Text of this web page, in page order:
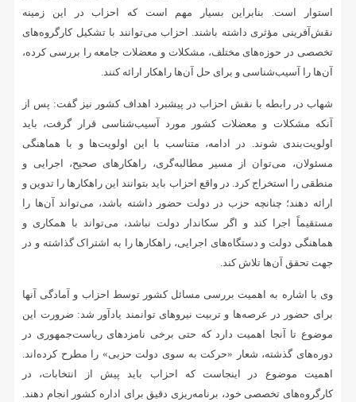
استوار است. بنابراین بسیار مهم است که احزاب در این زمینه
نقش‌آفرینی مؤثری داشته باشند. احزاب می‌توانند با تشکیل کارگروه‌های
تخصصی در حوزه‌های مختلف، مشکلات و معضلات جامعه را بررسی کرده،
آن‌ها را آسیب‌شناسی و برای حل آن‌ها راهکار ارائه کنند.
شهاب در رابطه با نقش احزاب در پیشبرد اهداف کشور نیز گفت: پس از
آنکه مشکلات و معضلات کشور مورد آسیب‌شناسی قرار گرفت، باید
اولویت‌بندی شوند. در ادامه، متناسب با این اولویت‌ها و با هماهنگی
مسئولان، می‌توان از مسیر مطالبه‌گری، راهکارهای صحیح، اجرایی و
منطقی را استخراج کرد. در واقع احزاب باید بتوانند این راهکارها را تدوین و
ارائه دهند؛ چنانچه حزب در دولت حضور داشته باشد، می‌تواند آن‌ها را
مستقیماً اجرا کند و اگر سکاندار دولت نباشد، می‌تواند با همکاری و
هماهنگی دولت و دستگاه‌های اجرایی، راهکارها را به اشتراک گذاشته و در
جهت تحقق آن‌ها تلاش کند.
وی با اشاره به اهمیت بررسی مسائل کشور توسط احزاب و آمادگی آنها
برای حضور در عرصه‌ها و تربیت نیروهای توانمند یادآور شد: ضرورت این
موضوع تا آنجا اهمیت دارد که حتی برخی نامزدهای ریاست‌جمهوری در
دوره‌های گذشته، شعار «حرکت به سوی دولت حزبی» را مطرح کرده‌اند.
اهمیت موضوع در اینجاست که احزاب باید پیش از انتخابات، در
کارگروه‌های تخصصی خود، برنامه‌ریزی دقیق برای اداره کشور انجام دهند.